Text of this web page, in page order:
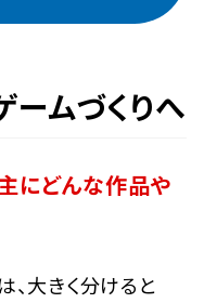
ームづくりへ
にどんな作品や
、大きく分けると